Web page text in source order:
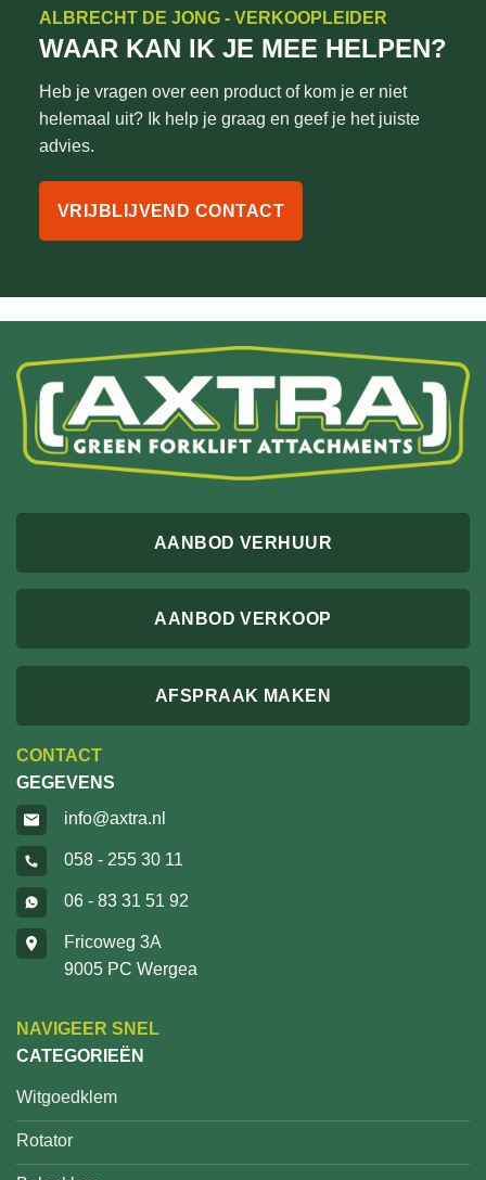
ALBRECHT DE JONG - VERKOOPLEIDER
WAAR KAN IK JE MEE HELPEN?
Heb je vragen over een product of kom je er niet
helemaal uit? Ik help je graag en geef je het juiste
advies.
VRIJBLIJVEND CONTACT
AANBOD VERHUUR
AANBOD VERKOOP
AFSPRAAK MAKEN
CONTACT
GEGEVENS
info@axtra.nl
058 - 255 30 11
06 - 83 31 51 92
Fricoweg 3A
9005 PC Wergea
NAVIGEER SNEL
CATEGORIEËN
Witgoedklem
Rotator